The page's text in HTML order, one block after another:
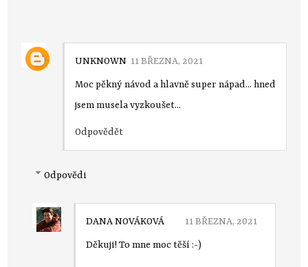
UNKNOWN 11 BŘEZNA, 2021
Moc pěkný návod a hlavně super nápad... hned
jsem musela vyzkoušet...
Odpovědět
Odpovědi
DANA NOVÁKOVÁ 11 BŘEZNA, 2021
Děkuji! To mne moc těší :-)